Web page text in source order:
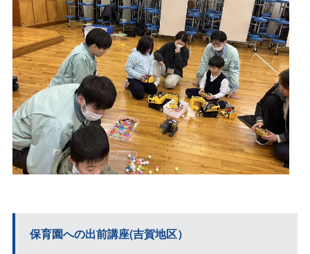
保育園への出前講座(吉賀地区）